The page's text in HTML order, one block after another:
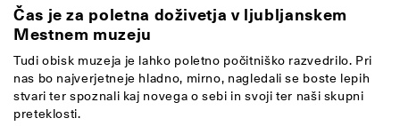
Čas je za poletna doživetja v ljubljanskem
Mestnem muzeju
Tudi obisk muzeja je lahko poletno počitniško razvedrilo. Pri
nas bo najverjetneje hladno, mirno, nagledali se boste lepih
stvari ter spoznali kaj novega o sebi in svoji ter naši skupni
preteklosti.